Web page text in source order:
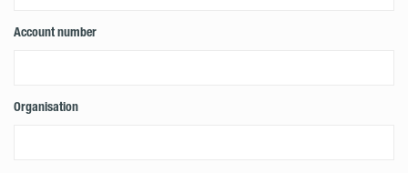
Account number
Organisation